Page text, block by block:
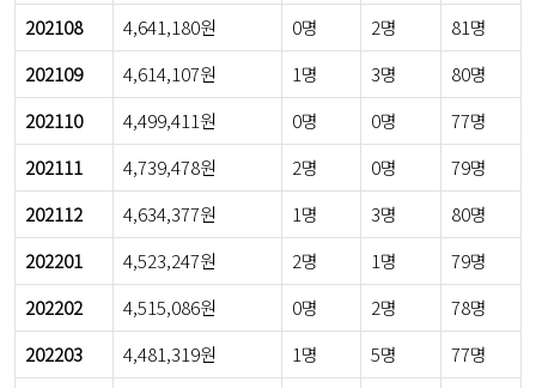
202108
4,641,180원 0명 2명
81명
202109
4,614,107원 1명 3명
80명
202110
4,499,411원 0명 0명
77명
202111
4,739,478원 2명 0명
79명
202112
4,634,377원 1명 3명
80명
202201
4,523,247원 2명 1명
79명
202202
4,515,086원 0명 2명
78명
202203
4,481,319원 1명 5명
77명